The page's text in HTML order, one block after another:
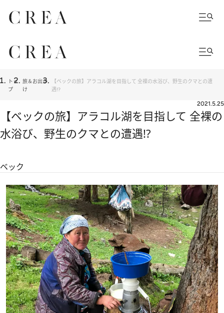
トッ
プ
旅＆お出か
け
【ベックの旅】アラコル湖を目指して 全裸の水浴び、野生のクマとの遭
遇!?
2021.5.25
【ベックの旅】アラコル湖を目指して 全裸の
水浴び、野生のクマとの遭遇!?
ベック